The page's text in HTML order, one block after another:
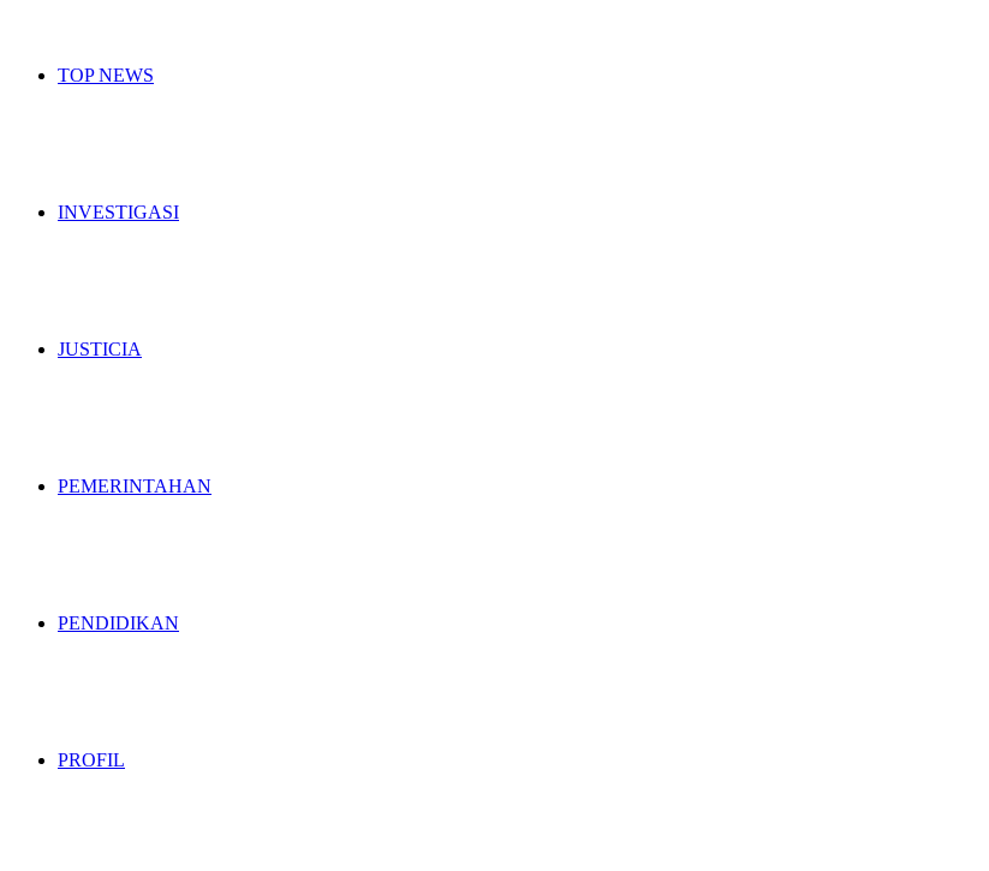
TOP NEWS
INVESTIGASI
JUSTICIA
PEMERINTAHAN
PENDIDIKAN
PROFIL